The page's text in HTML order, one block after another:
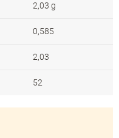
2,03 g
0,585
2,03
52